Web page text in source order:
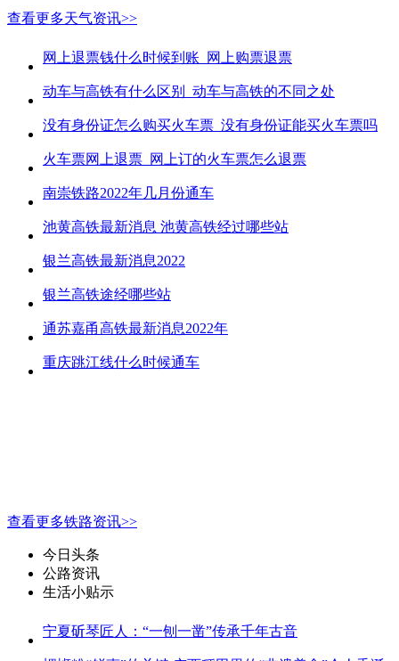
查看更多天气资讯>>
网上退票钱什么时候到账_网上购票退票
动车与高铁有什么区别_动车与高铁的不同之处
没有身份证怎么购买火车票_没有身份证能买火车票吗
火车票网上退票_网上订的火车票怎么退票
南崇铁路2022年几月份通车
池黄高铁最新消息 池黄高铁经过哪些站
银兰高铁最新消息2022
银兰高铁途经哪些站
通苏嘉甬高铁最新消息2022年
重庆跳江线什么时候通车
查看更多铁路资讯>>
今日头条
公路资讯
生活小贴示
宁夏斫琴匠人：“一刨一凿”传承千年古音